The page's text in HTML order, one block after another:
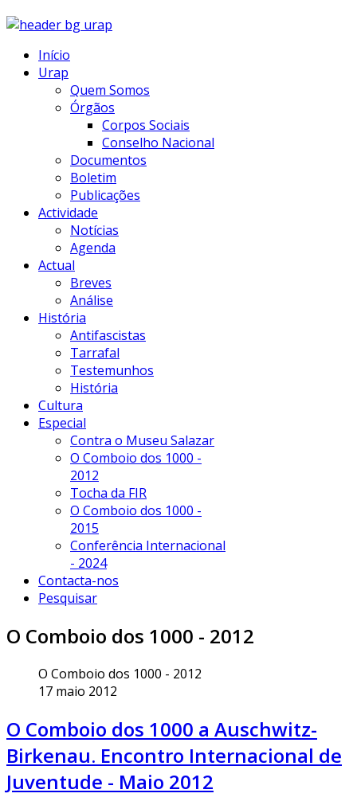
Início
Urap
Quem Somos
Órgãos
Corpos Sociais
Conselho Nacional
Documentos
Boletim
Publicações
Actividade
Notícias
Agenda
Actual
Breves
Análise
História
Antifascistas
Tarrafal
Testemunhos
História
Cultura
Especial
Contra o Museu Salazar
O Comboio dos 1000 -
2012
Tocha da FIR
O Comboio dos 1000 -
2015
Conferência Internacional
- 2024
Contacta-nos
Pesquisar
O Comboio dos 1000 - 2012
O Comboio dos 1000 - 2012
17 maio 2012
O Comboio dos 1000 a Auschwitz-
Birkenau. Encontro Internacional de
Juventude - Maio 2012